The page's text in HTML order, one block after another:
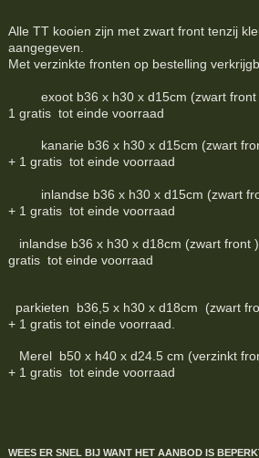
Alle TT kooien zijn met zwart front tenzij
aangegeven.
Met verzinkte fronten op bestelling
exoot b36 x h30 x d15cm (zwart front
1 gratis tot einde voorraad
kanarie b36 x h30 x d15cm (zwart
+ 1 gratis tot einde voorraad
inlandse b36 x h30 x d15cm (zwart
+ 1 gratis tot einde voorraad
inlandse b36 x h30 x d18cm (zwart front
gratis tot einde voorraad
parkieten b36,5 x h30 x d18cm (zwart
+ 1 gratis tot einde voorraad.
Merel b50 x h40 x d24.5 cm (verzinkt
+ 1 gratis tot einde voorraad
WEES ER SNEL BIJ WANT HET AANBOD IS